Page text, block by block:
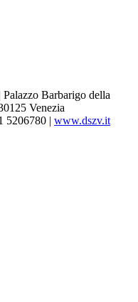
Barbarigo della
Venezia
5206780 | www.dszv.it